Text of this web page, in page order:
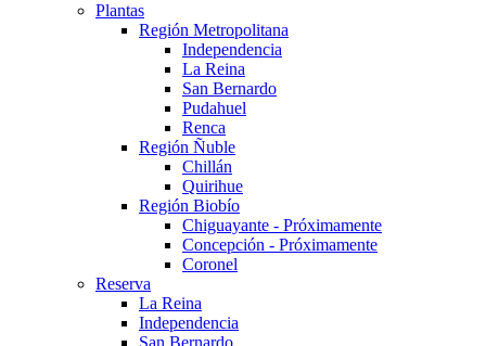
Plantas
Región Metropolitana
Independencia
La Reina
San Bernardo
Pudahuel
Renca
Región Ñuble
Chillán
Quirihue
Región Biobío
Chiguayante - Próximamente
Concepción - Próximamente
Coronel
Reserva
La Reina
Independencia